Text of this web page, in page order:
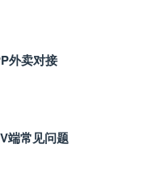
外卖对接
端常见问题